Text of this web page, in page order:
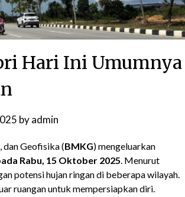
Hari Ini Umumnya
byadmin
Geofisika (BMKG) mengeluarkan
Rabu, 15 Oktober 2025. Menurut
potensi hujan ringan di beberapa wilayah.
ruangan untuk mempersiapkan diri.